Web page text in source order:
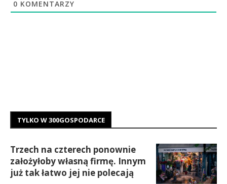
0 KOMENTARZY
TYLKO W 300GOSPODARCE
Trzech na czterech ponownie
założyłoby własną firmę. Innym
już tak łatwo jej nie polecają